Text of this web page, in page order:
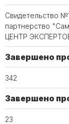
Свидетельство
партнерство
ЦЕНТР
Завершено
342
Завершено
23